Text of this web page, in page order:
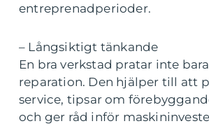
entreprenadperioder.
– Långsiktigt tänkande
En bra verkstad pratar inte
reparation. Den hjälper till att
service, tipsar om
och ger råd inför